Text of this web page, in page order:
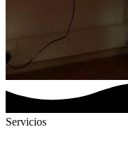
Servicios